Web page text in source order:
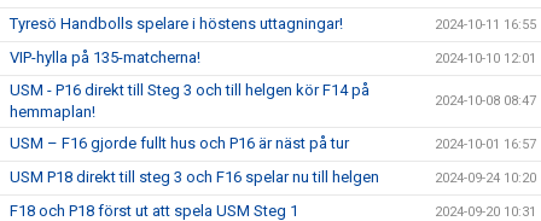
Tyresö Handbolls spelare i höstens uttagningar! 2024-10-11 16:55
VIP-hylla på 135-matcherna! 2024-10-10 12:01
USM - P16 direkt till Steg 3 och till helgen kör F14 på
hemmaplan!
2024-10-08 08:47
USM – F16 gjorde fullt hus och P16 är näst på tur 2024-10-01 16:57
USM P18 direkt till steg 3 och F16 spelar nu till helgen 2024-09-24 10:20
F18 och P18 först ut att spela USM Steg 1 2024-09-20 10:31